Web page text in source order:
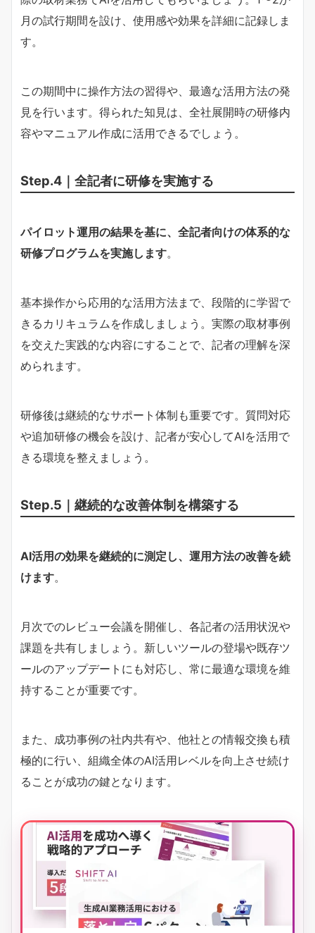
月の試行期間を設け、使用感や効果を詳細に記録しま
す。
この期間中に操作方法の習得や、最適な活用方法の発
見を行います。得られた知見は、全社展開時の研修内
容やマニュアル作成に活用できるでしょう。
Step.4｜全記者に研修を実施する
パイロット運用の結果を基に、全記者向けの体系的な
研修プログラムを実施します。
基本操作から応用的な活用方法まで、段階的に学習で
きるカリキュラムを作成しましょう。実際の取材事例
を交えた実践的な内容にすることで、記者の理解を深
められます。
研修後は継続的なサポート体制も重要です。質問対応
や追加研修の機会を設け、記者が安心してAIを活用で
きる環境を整えましょう。
Step.5｜継続的な改善体制を構築する
AI活用の効果を継続的に測定し、運用方法の改善を続
けます。
月次でのレビュー会議を開催し、各記者の活用状況や
課題を共有しましょう。新しいツールの登場や既存ツ
ールのアップデートにも対応し、常に最適な環境を維
持することが重要です。
また、成功事例の社内共有や、他社との情報交換も積
極的に行い、組織全体のAI活用レベルを向上させ続け
ることが成功の鍵となります。